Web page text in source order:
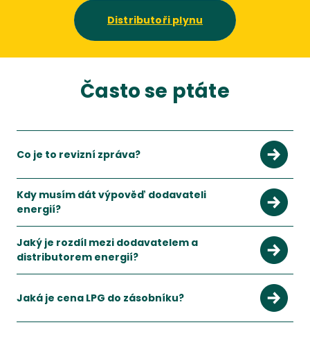
Distributoři plynu
Často se ptáte
Co je to revizní zpráva?
Kdy musím dát výpověď dodavateli
energií?
Jaký je rozdíl mezi dodavatelem a
distributorem energií?
Distributor energie se stará o rozvodnou soustavu pro
Jaká je cena LPG do zásobníku?
Historicky se cena čistého propanu pohybovala dlouhodobě